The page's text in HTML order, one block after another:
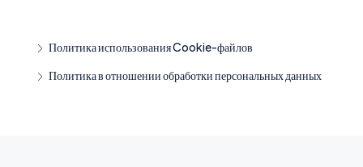
Политика использования Cookie-файлов
Политика в отношении обработки персональных данных